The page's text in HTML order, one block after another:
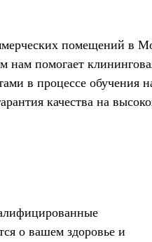
помещений в
нам помогает
в процессе обучения
качества на
о вашем здоровье и